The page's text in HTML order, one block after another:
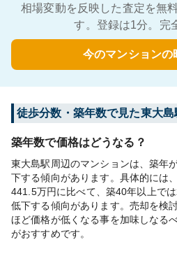
相場変動を反映した査定を無
す。登録は1分。完
今のマンションの
徒歩分数・築年数で見た東大
築年数で価格はどうなる？
東大島駅周辺のマンションは、築年
下する傾向があります。具体的には
441.5万円に比べて、築40年以上で
低下する傾向があります。売却を検
ほど価格が低くなる事を加味しなる
がおすすめです。